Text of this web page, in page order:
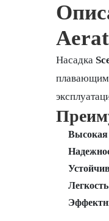
Насадка
Высокая